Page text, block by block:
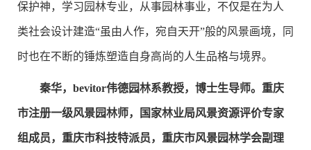
保护神，学习园林专业，从事园林事业，不仅是在为人
类社会设计建造“虽由人作，宛自天开”般的风景画境，同
时也在不断的锤炼塑造自身高尚的人生品格与境界。
秦华，bevitor伟德园林系教授，博士生导师。重庆
市注册一级风景园林师，国家林业局风景资源评价专家
组成员，重庆市科技特派员，重庆市风景园林学会副理